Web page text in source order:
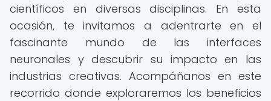
científicos en diversas disciplinas. En esta
ocasión, te invitamos a adentrarte en el
fascinante mundo de las interfaces
neuronales y descubrir su impacto en las
industrias creativas. Acompáñanos en este
recorrido donde exploraremos los beneficios